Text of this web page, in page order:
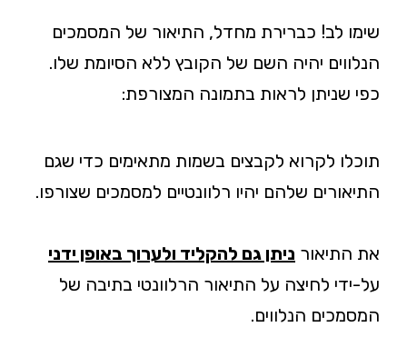
שימו לב! כברירת מחדל, התיאור של המסמכים
הנלווים יהיה השם של הקובץ ללא הסיומת שלו.
כפי שניתן לראות בתמונה המצורפת:
תוכלו לקרוא לקבצים בשמות מתאימים כדי שגם
התיאורים שלהם יהיו רלוונטיים למסמכים שצורפו.
את התיאור ניתן גם להקליד ולערוך באופן ידני
על-ידי לחיצה על התיאור הרלוונטי בתיבה של
המסמכים הנלווים.